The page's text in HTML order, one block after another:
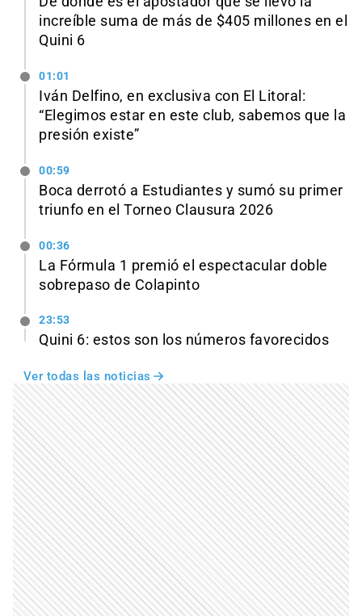
increíble suma de más de $405 millones en el
Quini 6
01:01
Iván Delfino, en exclusiva con El Litoral:
“Elegimos estar en este club, sabemos que la
presión existe”
00:59
Boca derrotó a Estudiantes y sumó su primer
triunfo en el Torneo Clausura 2026
00:36
La Fórmula 1 premió el espectacular doble
sobrepaso de Colapinto
23:53
Quini 6: estos son los números favorecidos
Ver todas las noticias